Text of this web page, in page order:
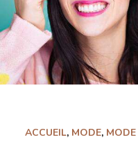
ACCUEIL, MODE,